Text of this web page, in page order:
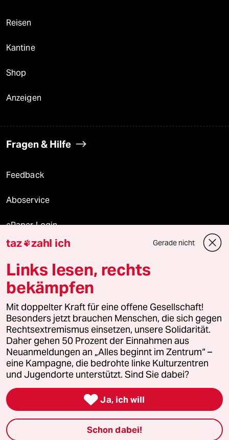
Reisen
Kantine
Shop
Anzeigen
Fragen & Hilfe
Feedback
Aboservice
ePaper Login
Downloads für Abonnierende
© 2026 taz Verlags und Vertriebs GmbH
Alle Rechte vorbehalten. Bei rechtlichen Fragen oder für Genehmigungen
wenden Sie sich bitte an lizenzen@taz.de
Feedback Redaktionsstatut Kommune-Richtlinien
Leitlinie Informant Datenschutz Impressum AGB
Seitenwende Einwilligungen widerrufen (Ads)
taz zahl ich Gerade nicht
Links lesen, rechts
bekämpfen
Mit doppelter Kraft für eine offene Gesellschaft!
Besonders jetzt brauchen Menschen, die sich gegen
Rechtsextremismus einsetzen, unsere Solidarität.
Daher gehen 50 Prozent der Einnahmen aus
Neuanmeldungen an „Alles beginnt im Zentrum“ –
eine Kampagne, die bedrohte linke Kulturzentren
und Jugendorte unterstützt. Sind Sie dabei?
 Ja, ich will
Schon dabei!